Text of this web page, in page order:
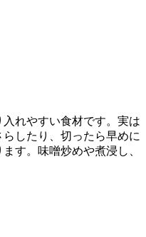
れやすい食材です。実は
したり、切ったら早めに
す。味噌炒めや煮浸し、